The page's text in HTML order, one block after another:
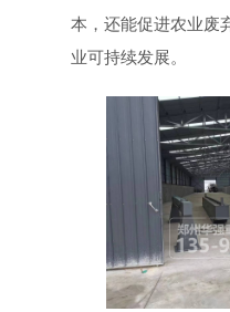
本，还能促进农业废
业可持续发展。